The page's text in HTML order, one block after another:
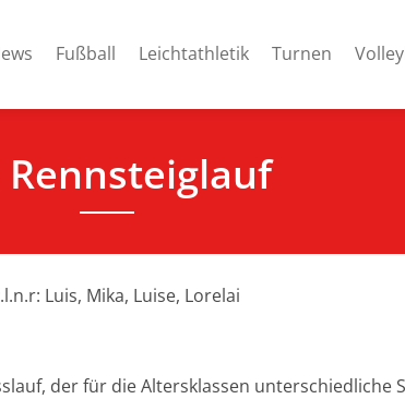
Fußball Leichtathletik Turnen
Rennsteiglauf
der für die Altersklassen unterschiedliche